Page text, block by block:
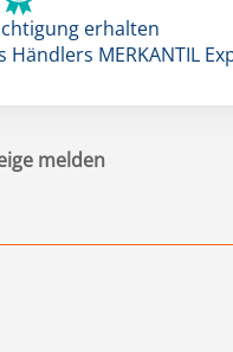
erhalten
Händlers MERKANTIL
melden